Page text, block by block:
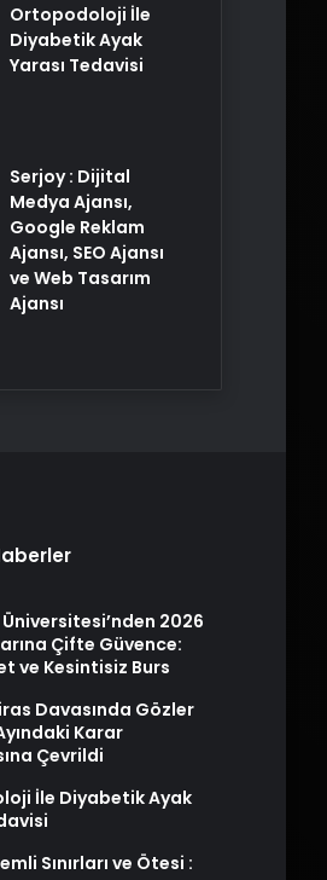
Ortopodoloji İle
Diyabetik Ayak
Yarası Tedavisi
Serjoy : Dijital
Medya Ajansı,
Google Reklam
Ajansı, SEO Ajansı
ve Web Tasarım
Ajansı
2026
Çifte Güvence:
ve Kesintisiz Burs
Davasında Gözler
Karar
Çevrildi
İle Diyabetik Ayak
Sınırları ve Ötesi :